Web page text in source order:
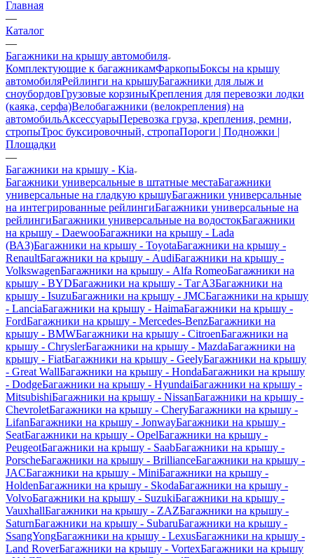
Главная
—
Каталог
—
Багажники на крышу автомобиля
Комплектующие к багажникамФаркопыБоксы на крышу
автомобиляРейлинги на крышуБагажники для лыж и
сноубордовГрузовые корзиныКрепления для перевозки лодки
(каяка, серфа)Велобагажники (велокрепления) на
автомобильАксессуарыПеревозка груза, крепления, ремни,
стропыТрос буксировочный, стропаПороги | Подножки |
Площадки
—
Багажники на крышу - Kia
Багажники универсальные в штатные местаБагажники
универсальные на гладкую крышуБагажники универсальные
на интегрированные рейлингиБагажники универсальные на
рейлингиБагажники универсальные на водостокБагажники
на крышу - DaewooБагажники на крышу - Lada
(ВАЗ)Багажники на крышу - ToyotaБагажники на крышу -
RenaultБагажники на крышу - AudiБагажники на крышу -
VolkswagenБагажники на крышу - Alfa RomeoБагажники на
крышу - BYDБагажники на крышу - ТагАЗБагажники на
крышу - IsuzuБагажники на крышу - JMCБагажники на крышу
- LanciaБагажники на крышу - HaimaБагажники на крышу -
FordБагажники на крышу - Mercedes-BenzБагажники на
крышу - BMWБагажники на крышу - CitroenБагажники на
крышу - ChryslerБагажники на крышу - MazdaБагажники на
крышу - FiatБагажники на крышу - GeelyБагажники на крышу
- Great WallБагажники на крышу - HondaБагажники на крышу
- DodgeБагажники на крышу - HyundaiБагажники на крышу -
MitsubishiБагажники на крышу - NissanБагажники на крышу -
ChevroletБагажники на крышу - CheryБагажники на крышу -
LifanБагажники на крышу - JonwayБагажники на крышу -
SeatБагажники на крышу - OpelБагажники на крышу -
PeugeotБагажники на крышу - SaabБагажники на крышу -
PorscheБагажники на крышу - BrillianceБагажники на крышу -
JACБагажники на крышу - MiniБагажники на крышу -
HoldenБагажники на крышу - SkodaБагажники на крышу -
VolvoБагажники на крышу - SuzukiБагажники на крышу -
VauxhallБагажники на крышу - ZAZБагажники на крышу -
SaturnБагажники на крышу - SubaruБагажники на крышу -
SsangYongБагажники на крышу - LexusБагажники на крышу -
Land RoverБагажники на крышу - VortexБагажники на крышу